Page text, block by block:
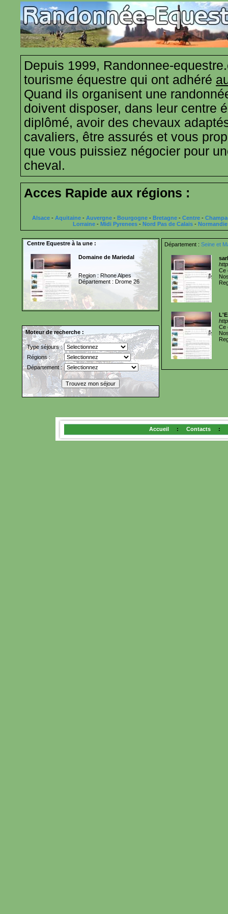
Depuis 1999, Randonnee-
tourisme équestre qui ont adhéré
Quand ils organisent une
doivent disposer, dans leur centre
diplômé, avoir des chevaux
cavaliers, être assurés et vous
que vous puissiez négocier pour
cheval.
Acces Rapide aux régions :
Alsace - Aquitaine - Auvergne - Bourgogne - Bretagne - Centre -
Lorraine- Midi Pyrenees- Nord Pas de Calais- Normandie
Centre Equestre à la une :
Domaine de Mariedal
Region : Rhone Alpes
Département : Drome 26
Moteur de recherche :
Type séjours :
Régions :
Département :
Département : Seine et
Ce
Ce
Accueil : Contacts :